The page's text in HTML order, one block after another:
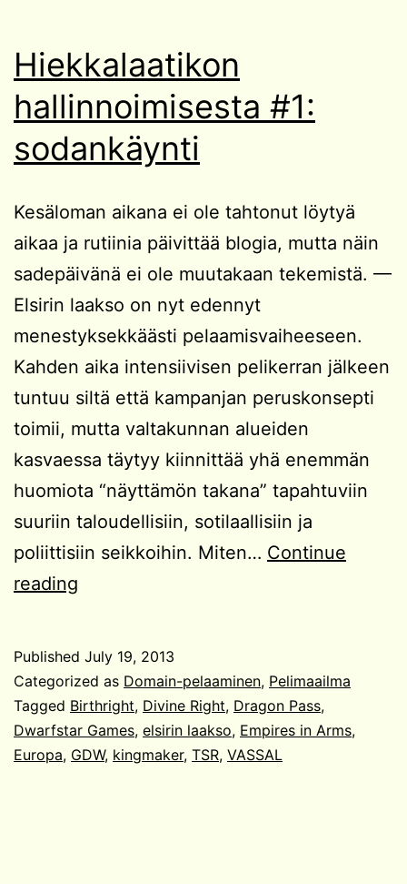
Hiekkalaatikon
hallinnoimisesta #1:
sodankäynti
Kesäloman aikana ei ole tahtonut löytyä
aikaa ja rutiinia päivittää blogia, mutta näin
sadepäivänä ei ole muutakaan tekemistä. —
Elsirin laakso on nyt edennyt
menestyksekkäästi pelaamisvaiheeseen.
Kahden aika intensiivisen pelikerran jälkeen
tuntuu siltä että kampanjan peruskonsepti
toimii, mutta valtakunnan alueiden
kasvaessa täytyy kiinnittää yhä enemmän
huomiota “näyttämön takana” tapahtuviin
suuriin taloudellisiin, sotilaallisiin ja
poliittisiin seikkoihin. Miten… Continue
reading
sodankäynti
Published July 19, 2013
Categorized as Domain-pelaaminen, Pelimaailma
Tagged Birthright, Divine Right, Dragon Pass,
Dwarfstar Games, elsirin laakso, Empires in Arms,
Europa, GDW, kingmaker, TSR, VASSAL